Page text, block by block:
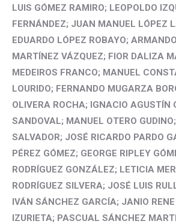
LUIS GÓMEZ RAMIRO; LEOPOLDO
FERNÁNDEZ; JUAN MANUEL LÓPEZ
EDUARDO LÓPEZ ROBAYO;
MARTÍNEZ VÁZQUEZ; FIOR DALIZA
MEDEIROS FRANCO; MANUEL
LOURIDO; FERNANDO MUGARZA
OLIVERA ROCHA; IGNACIO AGUSTÍN
SANDOVAL; MANUEL OTERO
SALVADOR; JOSÉ RICARDO PARDO
PÉREZ GÓMEZ; GEORGE RIPLEY
RODRÍGUEZ GONZÁLEZ; LETICIA
RODRÍGUEZ SILVERA; JOSÉ LUIS
IVÁN SÁNCHEZ GARCÍA; JANIO
IZURIETA; PASCUAL SÁNCHEZ